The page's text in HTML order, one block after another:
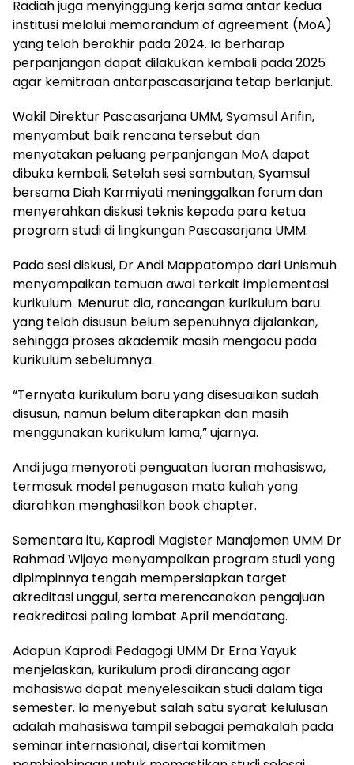
Radiah juga menyinggung kerja sama antar kedua
institusi melalui memorandum of agreement (MoA)
yang telah berakhir pada 2024. Ia berharap
perpanjangan dapat dilakukan kembali pada 2025
agar kemitraan antarpascasarjana tetap berlanjut.
Wakil Direktur Pascasarjana UMM, Syamsul Arifin,
menyambut baik rencana tersebut dan
menyatakan peluang perpanjangan MoA dapat
dibuka kembali. Setelah sesi sambutan, Syamsul
bersama Diah Karmiyati meninggalkan forum dan
menyerahkan diskusi teknis kepada para ketua
program studi di lingkungan Pascasarjana UMM.
Pada sesi diskusi, Dr Andi Mappatompo dari Unismuh
menyampaikan temuan awal terkait implementasi
kurikulum. Menurut dia, rancangan kurikulum baru
yang telah disusun belum sepenuhnya dijalankan,
sehingga proses akademik masih mengacu pada
kurikulum sebelumnya.
“Ternyata kurikulum baru yang disesuaikan sudah
disusun, namun belum diterapkan dan masih
menggunakan kurikulum lama,” ujarnya.
Andi juga menyoroti penguatan luaran mahasiswa,
termasuk model penugasan mata kuliah yang
diarahkan menghasilkan book chapter.
Sementara itu, Kaprodi Magister Manajemen UMM Dr
Rahmad Wijaya menyampaikan program studi yang
dipimpinnya tengah mempersiapkan target
akreditasi unggul, serta merencanakan pengajuan
reakreditasi paling lambat April mendatang.
Adapun Kaprodi Pedagogi UMM Dr Erna Yayuk
menjelaskan, kurikulum prodi dirancang agar
mahasiswa dapat menyelesaikan studi dalam tiga
semester. Ia menyebut salah satu syarat kelulusan
adalah mahasiswa tampil sebagai pemakalah pada
seminar internasional, disertai komitmen